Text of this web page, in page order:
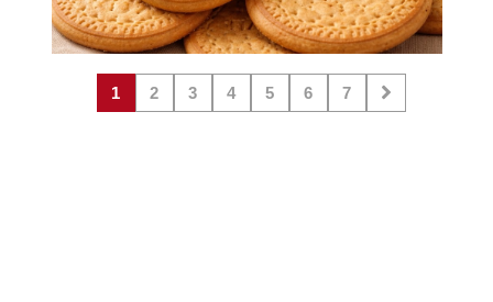
1 2 3 4 5 6 7